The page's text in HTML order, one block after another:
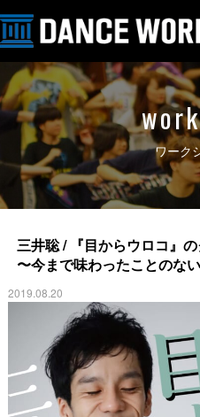
ワーク
三井聡 / 『目からウロコ』
〜今まで味わったことのな
2019.08.20